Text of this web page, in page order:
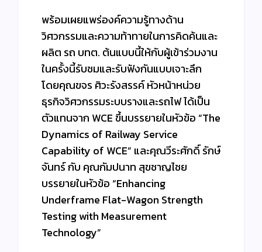
พร้อมเผยแพร่องค์ความรู้ทางด้าน
วิศวกรรมและความท้าทายในการคิดค้นและ
ผลิต รถ บทต. ต้นแบบนี้ให้กับผู้เข้าร่วมงาน
ในครั้งนี้รับชมและรับฟังกันแบบเจาะลึก
โดยคุณขจร ศิวะรังสรรค์ หัวหน้าหน่วย
ธุรกิจวิศวกรรมระบบรางและรถไฟ ได้เป็น
ตัวแทนจาก WCE ขึ้นบรรยายในหัวข้อ “The
Dynamics of Railway Service
Capability of WCE” และคุณวีระศักดิ์ รักษ์
จันทร์ กับ คุณกัมปนาท สุขชาญไชย
บรรยายในหัวข้อ “Enhancing
Underframe Flat-Wagon Strength
Testing with Measurement
Technology”